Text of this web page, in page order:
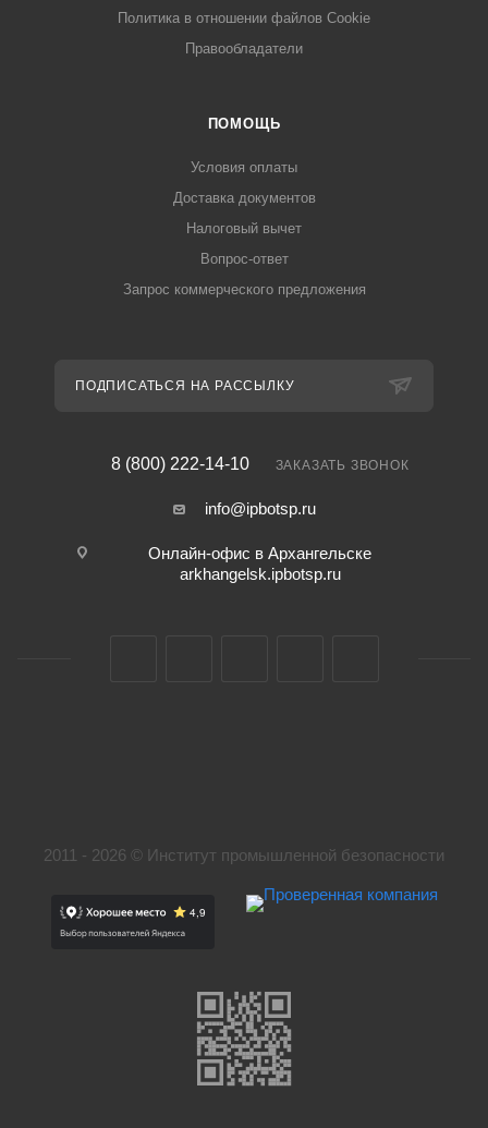
Политика в отношении файлов Cookie
Правообладатели
ПОМОЩЬ
Условия оплаты
Доставка документов
Налоговый вычет
Вопрос-ответ
Запрос коммерческого предложения
ПОДПИСАТЬСЯ НА РАССЫЛКУ
8 (800) 222-14-10 ЗАКАЗАТЬ ЗВОНОК
info@ipbotsp.ru
Онлайн-офис в Архангельске
arkhangelsk.ipbotsp.ru
2011 - 2026 © Институт промышленной безопасности